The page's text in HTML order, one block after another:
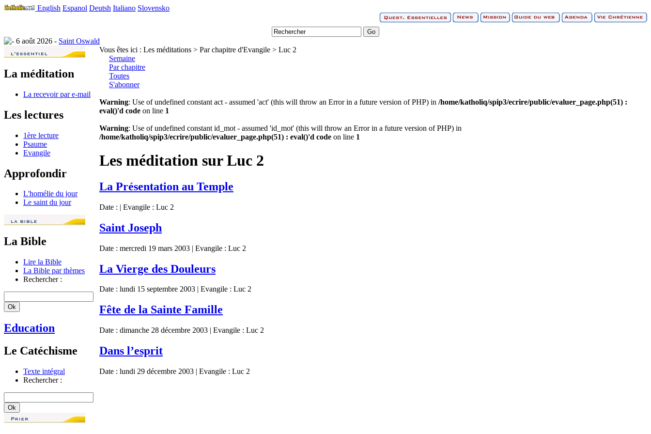
English Espanol Deutsh Italiano Slovensko
6 août 2026 - Saint Oswald
La méditation
La recevoir par e-mail
Les lectures
1ère lecture
Psaume
Evangile
Approfondir
L'homélie du jour
Le saint du jour
La Bible
Lire la Bible
La Bible par thèmes
Rechercher :
Education
Le Catéchisme
Texte intégral
Rechercher :
Vous êtes ici : Les méditations > Par chapitre d'Evangile > Luc 2
Semaine
Par chapitre
Toutes
S'abonner
Warning: Use of undefined constant act - assumed 'act' (this will throw an Error in a future version of PHP) in /home/katholiq/spip3/ecrire/public/evaluer_page.php(51) :
eval()'d code on line 1
Warning: Use of undefined constant id_mot - assumed 'id_mot' (this will throw an Error in a future version of PHP) in
/home/katholiq/spip3/ecrire/public/evaluer_page.php(51) : eval()'d code on line 1
Les méditation sur Luc 2
La Présentation au Temple
Date : | Evangile : Luc 2
Saint Joseph
Date : mercredi 19 mars 2003 | Evangile : Luc 2
La Vierge des Douleurs
Date : lundi 15 septembre 2003 | Evangile : Luc 2
Fête de la Sainte Famille
Date : dimanche 28 décembre 2003 | Evangile : Luc 2
Dans l’esprit
Date : lundi 29 décembre 2003 | Evangile : Luc 2